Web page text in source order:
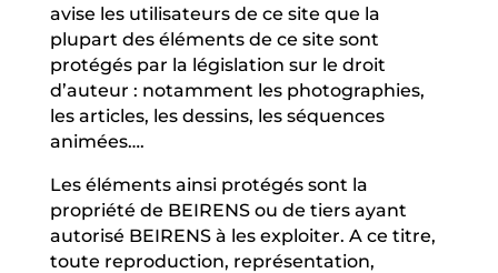
avise les utilisateurs de ce site que la
plupart des éléments de ce site sont
protégés par la législation sur le droit
d’auteur : notamment les photographies,
les articles, les dessins, les séquences
animées….
Les éléments ainsi protégés sont la
propriété de BEIRENS ou de tiers ayant
autorisé BEIRENS à les exploiter. A ce titre,
toute reproduction, représentation,